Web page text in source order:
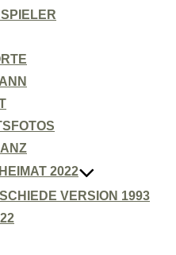
2022
VERSION 1993